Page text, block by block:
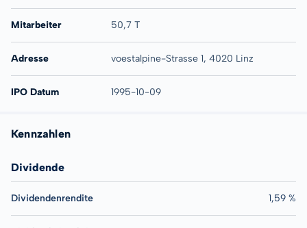
Mitarbeiter 50,7 T
Adresse voestalpine-Strasse 1, 4020 Linz
IPO Datum 1995-10-09
Kennzahlen
Dividende
Dividendenrendite 1,59 %